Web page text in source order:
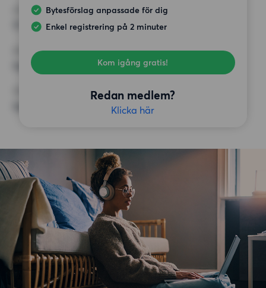
Bytesförslag anpassade för dig
Enkel registrering på 2 minuter
Kom igång gratis!
Redan medlem?
Klicka här
HÖGSTA HYRA
17 500 kr
Inga speciella krav
ÖVRIGA PREFERENSER
Inga speciella preferenser